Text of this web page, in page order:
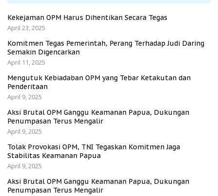
Kekejaman OPM Harus Dihentikan Secara Tegas
April 23, 2025
Komitmen Tegas Pemerintah, Perang Terhadap Judi Daring
Semakin Digencarkan
April 11, 2025
Mengutuk Kebiadaban OPM yang Tebar Ketakutan dan
Penderitaan
April 9, 2025
Aksi Brutal OPM Ganggu Keamanan Papua, Dukungan
Penumpasan Terus Mengalir
April 9, 2025
Tolak Provokasi OPM, TNI Tegaskan Komitmen Jaga
Stabilitas Keamanan Papua
April 9, 2025
Aksi Brutal OPM Ganggu Keamanan Papua, Dukungan
Penumpasan Terus Mengalir